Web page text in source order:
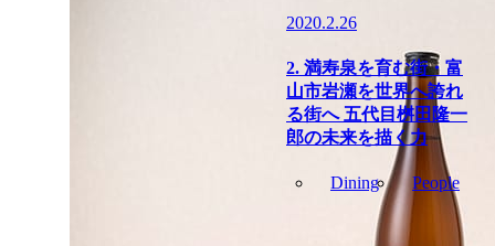
2020.2.26
2. 満寿泉を育む街・富
山市岩瀬を世界へ誇れ
る街へ 五代目桝田隆一
郎の未来を描く力
Dining People